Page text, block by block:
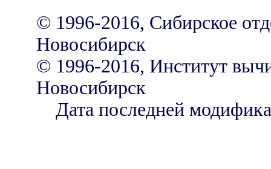
© 1996-2016, Сибирское
Новосибирск
© 1996-2016, Институт
Новосибирск
Дата последней